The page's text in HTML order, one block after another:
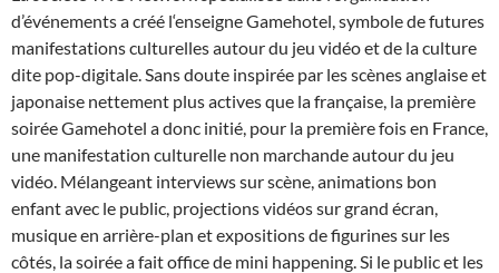
d’événements a créé l‘enseigne Gamehotel, symbole de futures
manifestations culturelles autour du jeu vidéo et de la culture
dite pop-digitale. Sans doute inspirée par les scènes anglaise et
japonaise nettement plus actives que la française, la première
soirée Gamehotel a donc initié, pour la première fois en France,
une manifestation culturelle non marchande autour du jeu
vidéo. Mélangeant interviews sur scène, animations bon
enfant avec le public, projections vidéos sur grand écran,
musique en arrière-plan et expositions de figurines sur les
côtés, la soirée a fait office de mini happening. Si le public et les